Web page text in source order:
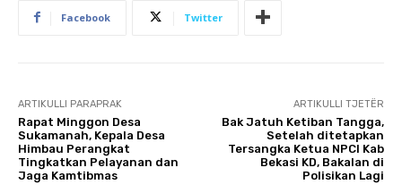
Facebook Twitter
ARTIKULLI PARAPRAK
Rapat Minggon Desa
Sukamanah, Kepala Desa
Himbau Perangkat
Tingkatkan Pelayanan dan
Jaga Kamtibmas
ARTIKULLI TJETËR
Bak Jatuh Ketiban Tangga,
Setelah ditetapkan
Tersangka Ketua NPCI Kab
Bekasi KD, Bakalan di
Polisikan Lagi